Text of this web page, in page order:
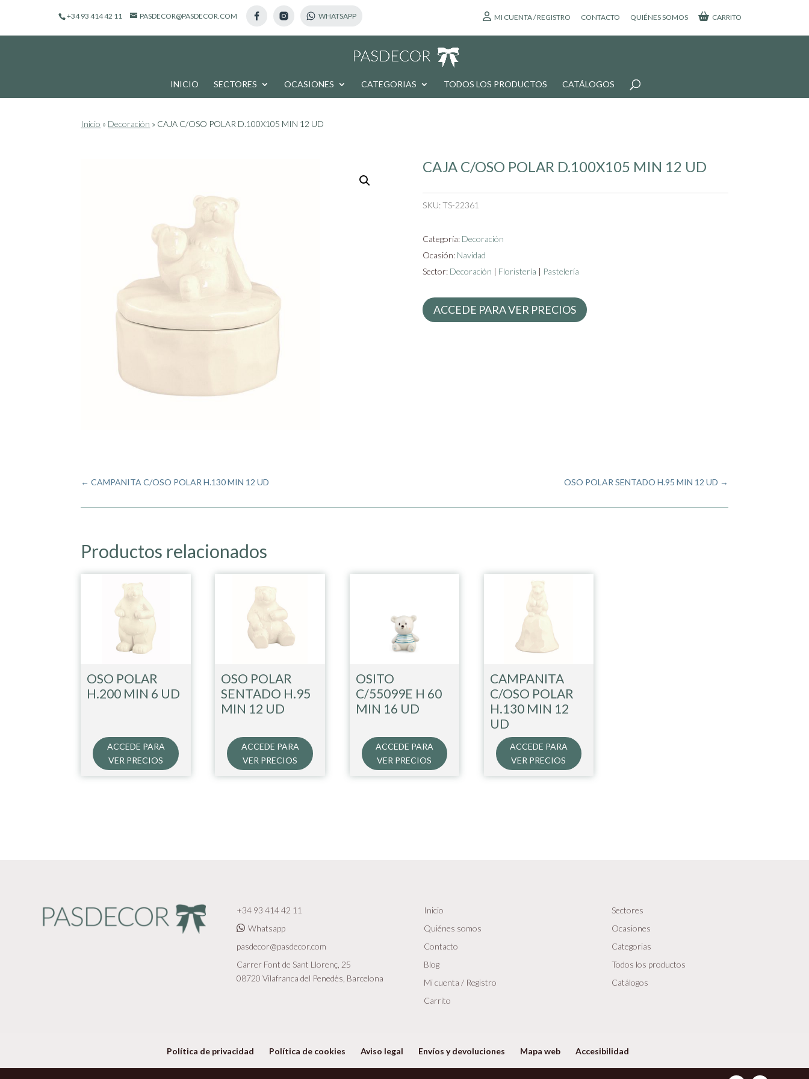
+34 93 414 42 11 PASDECOR@PASDECOR.COM MI CUENTA / REGISTRO CONTACTO QUIÉNES SOMOS CARRITO
INICIO SECTORES OCASIONES CATEGORIAS TODOS LOS PRODUCTOS CATÁLOGOS
productos
Inicio » Decoración » CAJA C/OSO POLAR D.100X105 MIN 12 UD
CAJA C/OSO POLAR D.100X105 MIN 12 UD
SKU:TS-22361
Categoría: Decoración
Ocasión: Navidad
Sector: Decoración | Floristería | Pastelería
ACCEDE PARA VER PRECIOS
←CAMPANITA C/OSO POLAR H.130 MIN 12 UD OSO POLAR SENTADO H.95 MIN 12 UD →
Productos relacionados
OSO POLAR
H.200 MIN 6 UD
ACCEDE PARA
VER PRECIOS
OSO POLAR
SENTADO H.95
MIN 12 UD
ACCEDE PARA
VER PRECIOS
OSITO
C/55099E H 60
MIN 16 UD
ACCEDE PARA
VER PRECIOS
CAMPANITA
C/OSO POLAR
H.130 MIN 12
UD
ACCEDE PARA
VER PRECIOS
+34 93 414 42 11
Whatsapp
pasdecor@pasdecor.com
Carrer Font de Sant Llorenç, 25
08720 Vilafranca del Penedès, Barcelona
Inicio
Quiénes somos
Contacto
Blog
Mi cuenta / Registro
Carrito
Sectores
Ocasiones
Categorias
Todos los productos
Catálogos
Política de privacidad Política de cookies Aviso legal Envíos y devoluciones Mapa web Accesibilidad